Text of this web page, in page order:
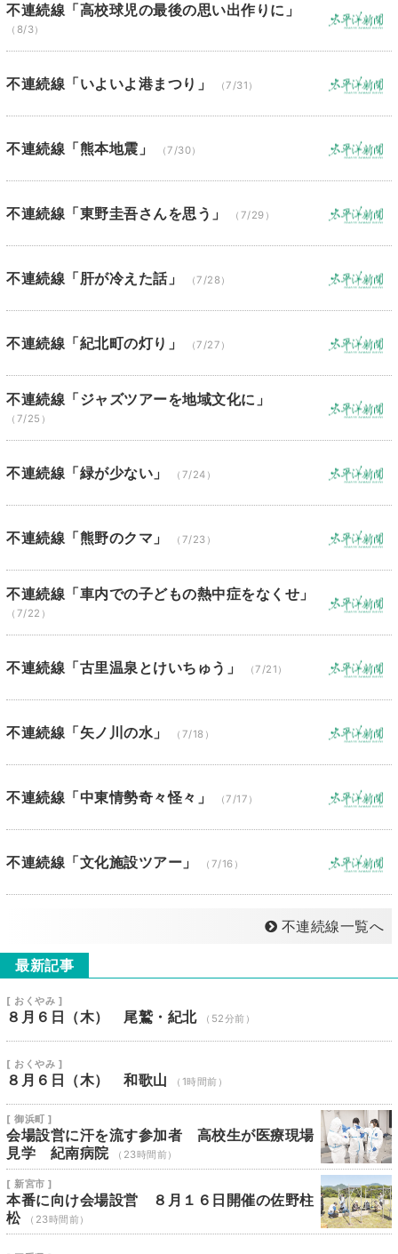
不連続線「高校球児の最後の思い出作りに」
（8/3）
不連続線「いよいよ港まつり」 （7/31）
不連続線「熊本地震」 （7/30）
不連続線「東野圭吾さんを思う」 （7/29）
不連続線「肝が冷えた話」 （7/28）
不連続線「紀北町の灯り」 （7/27）
不連続線「ジャズツアーを地域文化に」
（7/25）
不連続線「緑が少ない」 （7/24）
不連続線「熊野のクマ」 （7/23）
不連続線「車内での子どもの熱中症をなくせ」
（7/22）
不連続線「古里温泉とけいちゅう」 （7/21）
不連続線「矢ノ川の水」 （7/18）
不連続線「中東情勢奇々怪々」 （7/17）
不連続線「文化施設ツアー」 （7/16）
不連続線一覧へ
最新記事
[ おくやみ ]
８月６日（木） 尾鷲・紀北 （52分前）
[ おくやみ ]
８月６日（木） 和歌山 （1時間前）
[ 御浜町 ]
会場設営に汗を流す参加者 高校生が医療現場
見学 紀南病院
（23時間前）
[ 新宮市 ]
本番に向け会場設営 ８月１６日開催の佐野柱
松
（23時間前）